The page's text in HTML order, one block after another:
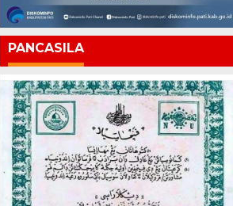
PANCASILA